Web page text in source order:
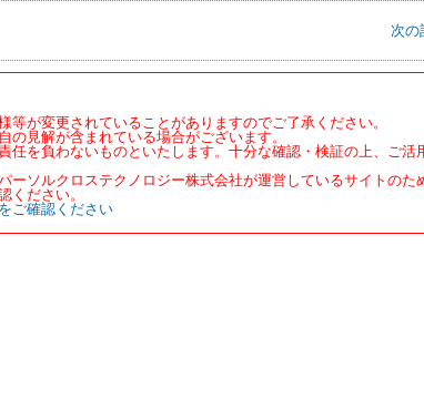
次の
が変更されていることがありますのでご了承ください。
見解が含まれている場合がございます。
を負わないものといたします。十分な確認・検証の上、ご活
ソルクロステクノロジー株式会社が運営しているサイトのた
ください。
ご確認ください